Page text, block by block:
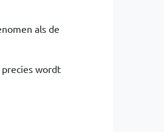
als de
wordt